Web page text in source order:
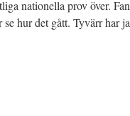
nationella prov över.
hur det gått. Tyvärr har